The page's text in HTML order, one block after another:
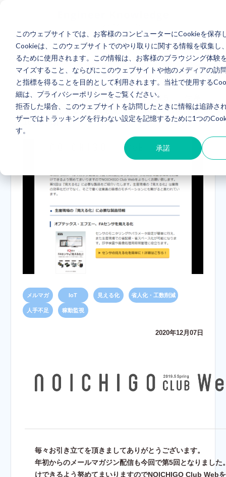
このウェブサイトでは、お客様のコンピューターにCookieを保存
Cookieは、このウェブサイトでのやり取りに関する情報を収集し
るために使用されます。この情報は、お客様のブラウジング体験
マイズすること、ならびにこのウェブサイトや他のメディアの訪
と指標を得ることを目的として利用されます。当社で使用する
細は、プライバシーポリシーをご覧ください。
拒否した場合、このウェブサイトを訪問したときに情報は追跡さ
ザーではトラッキングを行わない設定を記憶するために1つの
す。
承諾
ホーム> メルマガ NOICHIGO CLUB Web Vol.5 「生産現場の『見える化』に必要な
製品情報」(19年5月16日配信)
メルマガ NOICHIGO CLUB Web Vol.5 「生産
現場の『見える化』に必要な製品情報」(19年5月
16日配信)
メルマガ IoT 見える化 省人化・工数削減
人手不足 稼動監視
2020年12月07日
毎々お引き立てを頂きましてありがとうございます。
年初からのメールマガジン配信も今回で第5回となりました
けできるよう努めてまいりますのでNOICHIGO Club Web